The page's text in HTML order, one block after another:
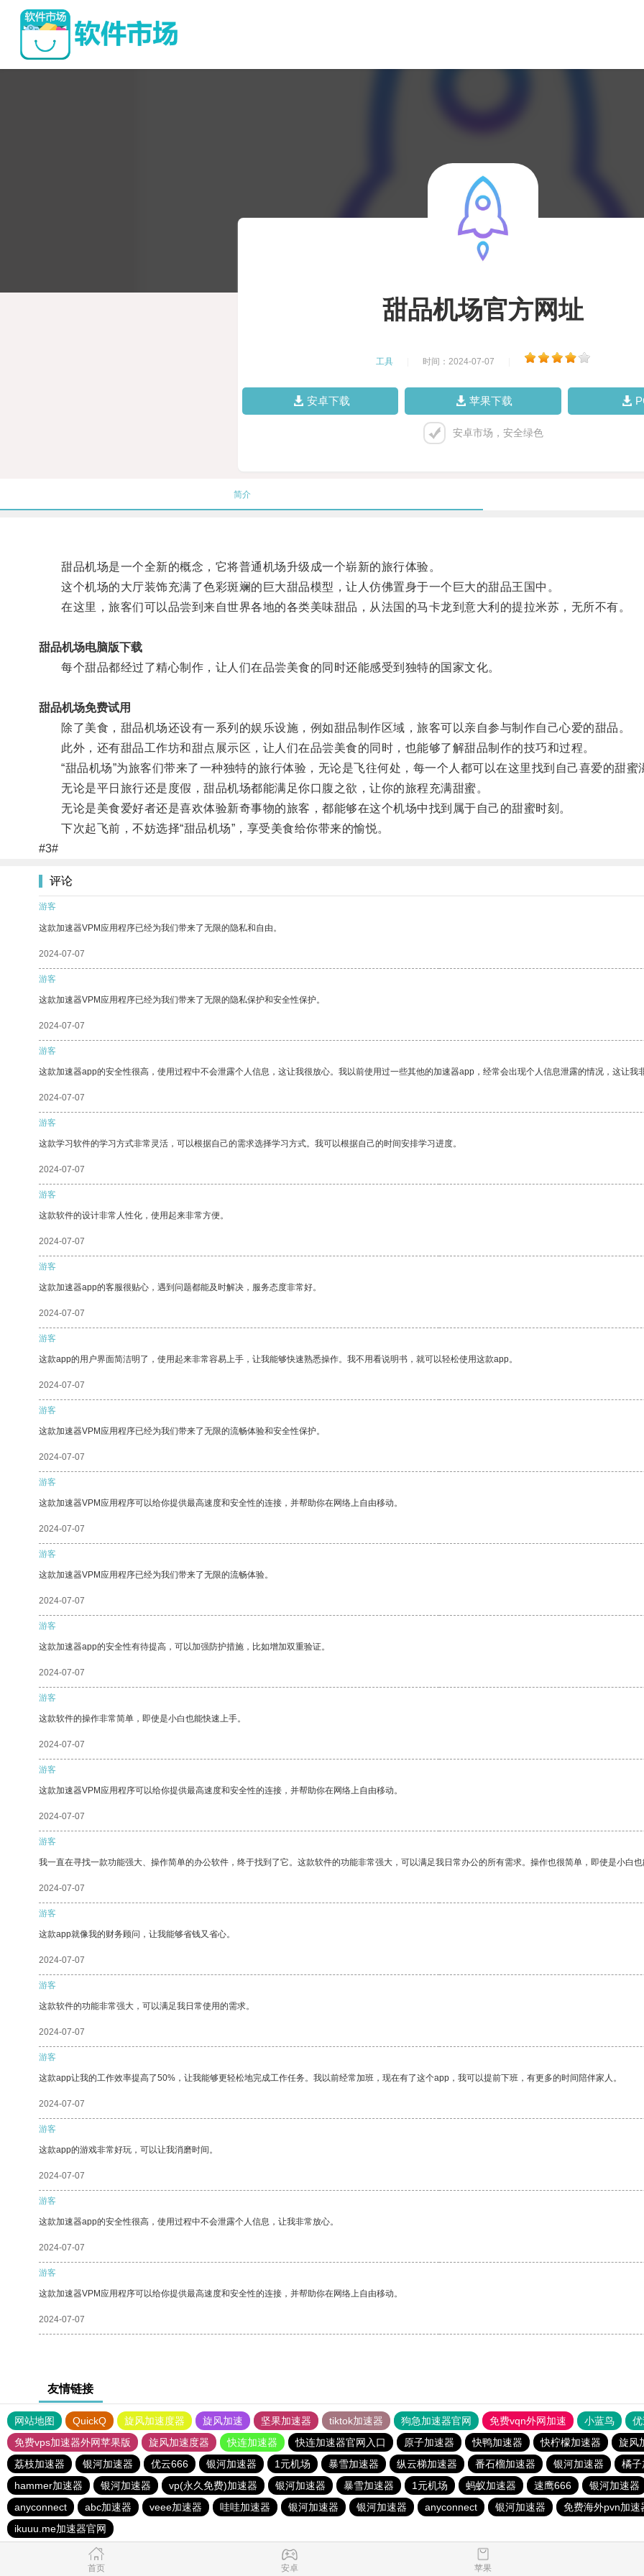
甜品机场官方网址
工具 时间：2024-07-07
安卓下载 苹果下载
安卓市场，安全绿色
简介
甜品机场是一个全新的概念，它将普通机场升级成一个崭新的旅行体验。
这个机场的大厅装饰充满了色彩斑斓的巨大甜品模型，让人仿佛置身于一个巨大的甜品王国中。
在这里，旅客们可以品尝到来自世界各地的各类美味甜品，从法国的马卡龙到意大利的提拉米苏，无所不有。
甜品机场电脑版下载
每个甜品都经过了精心制作，让人们在品尝美食的同时还能感受到独特的国家文化。
甜品机场免费试用
除了美食，甜品机场还设有一系列的娱乐设施，例如甜品制作区域，旅客可以亲自参与制作自己心爱的甜品。
此外，还有甜品工作坊和甜点展示区，让人们在品尝美食的同时，也能够了解甜品制作的技巧和过程。
“甜品机场”为旅客们带来了一种独特的旅行体验，无论是飞往何处，每一个人都可以在这里找到自己喜爱的甜蜜
无论是平日旅行还是度假，甜品机场都能满足你口腹之欲，让你的旅程充满甜蜜。
无论是美食爱好者还是喜欢体验新奇事物的旅客，都能够在这个机场中找到属于自己的甜蜜时刻。
下次起飞前，不妨选择“甜品机场”，享受美食给你带来的愉悦。
#3#
评论
游客
这款加速器VPM应用程序已经为我们带来了无限的隐私和自由。
2024-07-07
游客
这款加速器VPM应用程序已经为我们带来了无限的隐私保护和安全性保护。
2024-07-07
游客
这款加速器app的安全性很高，使用过程中不会泄露个人信息，这让我很放心。我以前使用过一些其他的加速器app，经常会出现个人信息泄露的情况，这让我
2024-07-07
游客
这款学习软件的学习方式非常灵活，可以根据自己的需求选择学习方式。我可以根据自己的时间安排学习进度。
2024-07-07
游客
这款软件的设计非常人性化，使用起来非常方便。
2024-07-07
游客
这款加速器app的客服很贴心，遇到问题都能及时解决，服务态度非常好。
2024-07-07
游客
这款app的用户界面简洁明了，使用起来非常容易上手，让我能够快速熟悉操作。我不用看说明书，就可以轻松使用这款app。
2024-07-07
游客
这款加速器VPM应用程序已经为我们带来了无限的流畅体验和安全性保护。
2024-07-07
游客
这款加速器VPM应用程序可以给你提供最高速度和安全性的连接，并帮助你在网络上自由移动。
2024-07-07
游客
这款加速器VPM应用程序已经为我们带来了无限的流畅体验。
2024-07-07
游客
这款加速器app的安全性有待提高，可以加强防护措施，比如增加双重验证。
2024-07-07
游客
这款软件的操作非常简单，即使是小白也能快速上手。
2024-07-07
游客
这款加速器VPM应用程序可以给你提供最高速度和安全性的连接，并帮助你在网络上自由移动。
2024-07-07
游客
我一直在寻找一款功能强大、操作简单的办公软件，终于找到了它。这款软件的功能非常强大，可以满足我日常办公的所有需求。操作也很简单，即使是小白也
2024-07-07
游客
这款app就像我的财务顾问，让我能够省钱又省心。
2024-07-07
游客
这款软件的功能非常强大，可以满足我日常使用的需求。
2024-07-07
游客
这款app让我的工作效率提高了50%，让我能够更轻松地完成工作任务。我以前经常加班，现在有了这个app，我可以提前下班，有更多的时间陪伴家人。
2024-07-07
游客
这款app的游戏非常好玩，可以让我消磨时间。
2024-07-07
游客
这款加速器app的安全性很高，使用过程中不会泄露个人信息，让我非常放心。
2024-07-07
游客
这款加速器VPM应用程序可以给你提供最高速度和安全性的连接，并帮助你在网络上自由移动。
2024-07-07
友情链接
网站地图 QuickQ 旋风加速度器 旋风加速 坚果加速器 tiktok加速器 狗急加速器官网 免费vqn外网加速 小蓝鸟
免费vps加速器外网苹果版
旋风加速度器 快连加速器 快连加速器官网入口 原子加速器 快鸭加速器 快柠檬加速器 旋风
荔枝加速器
银河加速器 优云666 银河加速器 1元机场 暴雪加速器 纵云梯加速器 番石榴加速器 银河加速器 橘子
hammer加速器
银河加速器 vp(永久免费)加速器 银河加速器 暴雪加速器 1元机场 蚂蚁加速器 速鹰666 银河加速器
anyconnect
abc加速器 veee加速器 哇哇加速器 银河加速器 银河加速器 anyconnect 银河加速器 免费海外pvn加速
ikuuu.me加速器官网
首页 安卓 苹果